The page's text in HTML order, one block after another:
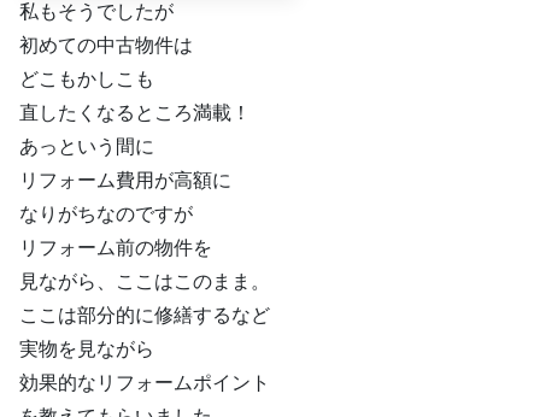
私もそうでしたが
初めての中古物件は
どこもかしこも
直したくなるところ満載！
あっという間に
リフォーム費用が高額に
なりがちなのですが
リフォーム前の物件を
見ながら、ここはこのまま。
ここは部分的に修繕するなど
実物を見ながら
効果的なリフォームポイント